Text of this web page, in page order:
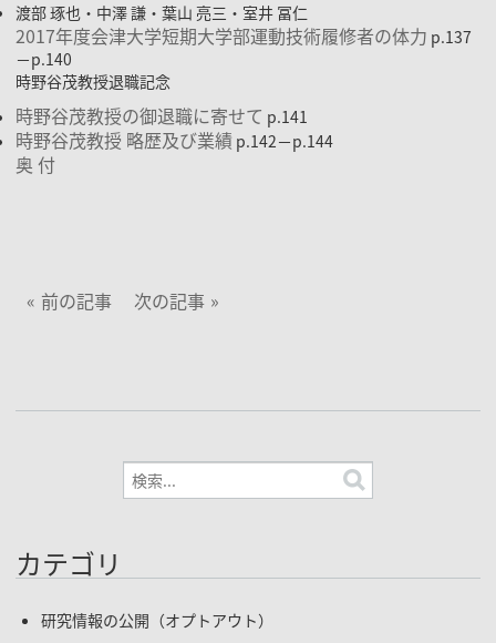
渡部 琢也・中澤 謙・葉山 亮三・室井 冨仁
2017年度会津大学短期大学部運動技術履修者の体力 p.137
－p.140
時野谷茂教授退職記念
時野谷茂教授の御退職に寄せて p.141
時野谷茂教授 略歴及び業績 p.142－p.144
奥 付
前の記事 次の記事
カテゴリ
研究情報の公開（オプトアウト）